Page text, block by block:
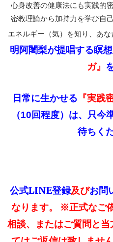
心身改善の健康法にも実践的
密教理論から加持力を学び自
エネルギー（気）を知り、あな
明阿闍梨が提唱する瞑
ガ』
日常に生かせる 『実践
（10回程度） は、只今
待ちく
公式LINE登録及びお問
なります。 ※正式なご
相談、またはご質問と